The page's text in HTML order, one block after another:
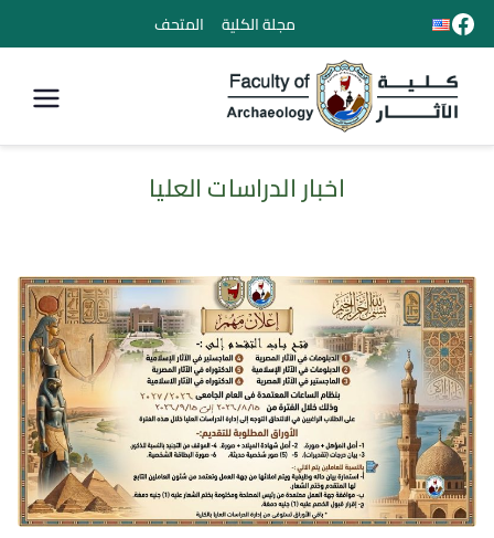
مجلة الكلية المتحف
كلية الأثار
اخبار الدراسات العليا